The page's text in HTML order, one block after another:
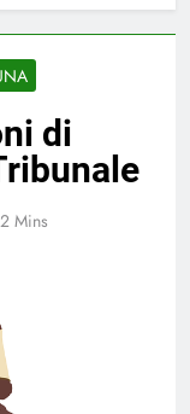
di
2 Mins